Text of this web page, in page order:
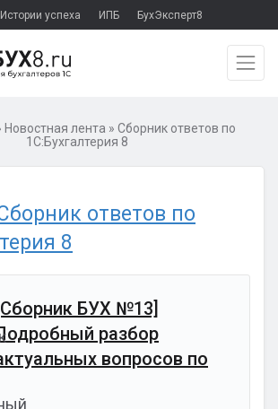
Истории успеха ИПБ БухЭксперт8
Новостная лента » Сборник ответов по
1С:Бухгалтерия 8
ответов по
8
БУХ №13]
разбор
вопросов по